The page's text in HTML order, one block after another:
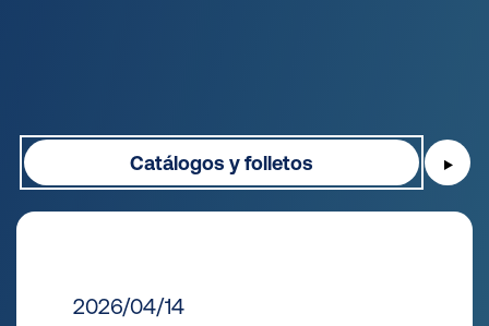
Catálogos y folletos ▶
2026/04/14